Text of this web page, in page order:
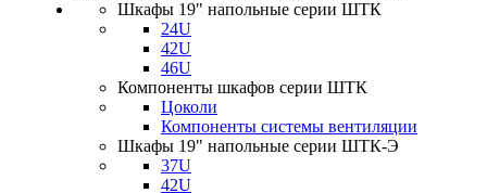
Шкафы 19" напольные серии ШТК
24U
42U
46U
Компоненты шкафов серии ШТК
Цоколи
Компоненты системы вентиляции
Шкафы 19" напольные серии ШТК-Э
37U
42U